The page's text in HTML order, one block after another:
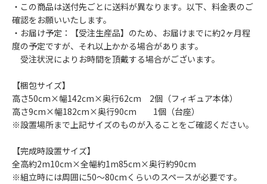
・この商品は送付先ごとに送料が異なります。以下、料金表のご
確認をお願いいたします。
・お届け予定：【受注生産品】のため、お届けまでに約2ヶ月程
度の予定ですが、それ以上かかる場合があります。
受注状況によりお時間を頂戴する場合がございます。
【梱包サイズ】
高さ50cm×幅142cm×奥行62cm 2個（フィギュア本体）
高さ9cm×幅182cm×奥行90cm 1個（台座）
※設置場所まで上記サイズのものが入ることをご確認ください。
【完成時設置サイズ】
全高約2m10cm×全幅約1m85cm×奥行約90cm
※組立時には周囲に50～80cmくらいのスペースが必要です。